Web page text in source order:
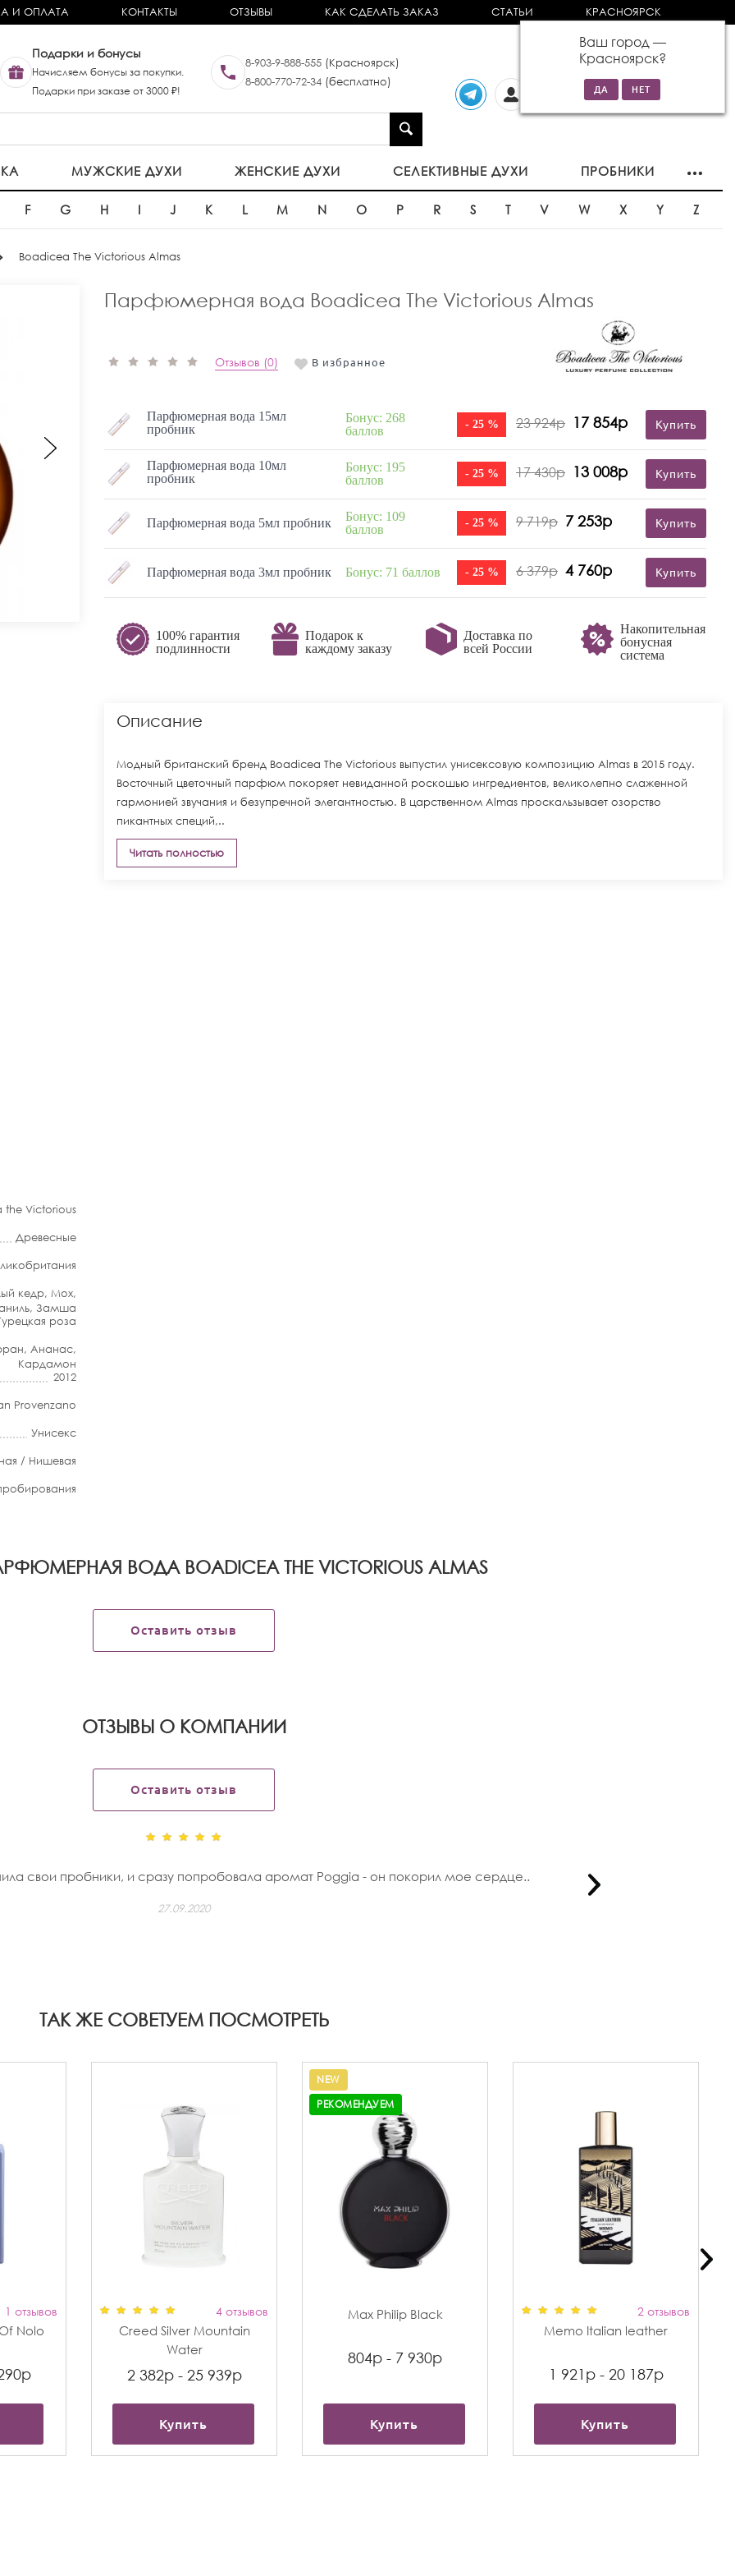
И ОПЛАТА КОНТАКТЫ ОТЗЫВЫ КАК СДЕЛАТЬ ЗАКАЗ СТАТЬИ КРАСНОЯРСК
Ваш город —
Красноярск?
Подарки и бонусы
Начисляем бонусы за покупки.
Подарки при заказе от 3000 ₽!
8-903-9-888-555 (Красноярск)
8-800-770-72-34 (бесплатно)
0 товаров
на сумму 0р
МУЖСКИЕ ДУХИ ЖЕНСКИЕ ДУХИ СЕЛЕКТИВНЫЕ ДУХИ ПРОБНИКИ
F G H I J K L M N O P R S T V W X Y Z
Boadicea The Victorious Almas
the Victorious
Древесные
кедр, Мох,
, Замша
роза
, Ананас,
Кардамон
2012
Provenzano
Унисекс
/ Нишевая
Парфюмерная вода Boadicea The Victorious Almas
Отзывов (0) В избранное
Парфюмерная вода 15мл
пробник
Бонус: 268
баллов
- 25 % 23 924р 17 854р Купить
Парфюмерная вода 10мл
пробник
Бонус: 195
баллов
- 25 % 17 430р 13 008р Купить
Парфюмерная вода 5мл пробник
Бонус: 109
баллов
- 25 % 9 719р 7 253р Купить
Парфюмерная вода 3мл пробник Бонус: 71 баллов - 25 % 6 379р 4 760р Купить
100% гарантия
подлинности
Подарок к
каждому заказу
Доставка по
всей России
Накопительная
бонусная
система
Описание
Модный британский бренд Boadicea The Victorious выпустил унисексовую композицию Almas в 2015 году.
Восточный цветочный парфюм покоряет невиданной роскошью ингредиентов, великолепно слаженной
гармонией звучания и безупречной элегантностью. В царственном Almas проскальзывает озорство
пикантных специй,..
Читать полностью
ВОДА BOADICEA THE VICTORIOUS ALMAS
Оставить отзыв
OТЗЫВЫ О КОМПАНИИ
Оставить отзыв
свои пробники, и сразу попробовала аромат Poggia - он покорил мое сердце..
27.09.2020
ТАК ЖЕ СОВЕТУЕМ ПОСМОТРЕТЬ
1 отзывов
Nolo
4 отзывов
Creed Silver Mountain
Water
2 382р - 25 939р
Купить
NEW
РЕКОМЕНДУЕМ
Max Philip Black
804р - 7 930р
Купить
2 отзывов
Memo Italian leather
1 921р - 20 187р
Купить